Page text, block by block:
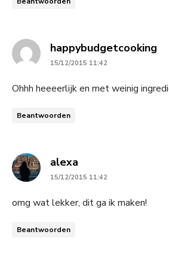
happybudgetcooking
15/12/2015 11:42
Ohhh heeeerlijk en met weinig
Beantwoorden
alexa
15/12/2015 11:42
omg wat lekker, dit ga ik maken!
Beantwoorden